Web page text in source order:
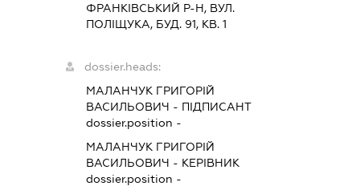
ФРАНКІВСЬКИЙ Р-Н, ВУЛ.
ПОЛІЩУКА, БУД. 91, КВ. 1
dossier.heads:
МАЛАНЧУК ГРИГОРІЙ
ВАСИЛЬОВИЧ - ПІДПИСАНТ
dossier.position -
МАЛАНЧУК ГРИГОРІЙ
ВАСИЛЬОВИЧ - КЕРІВНИК
dossier.position -